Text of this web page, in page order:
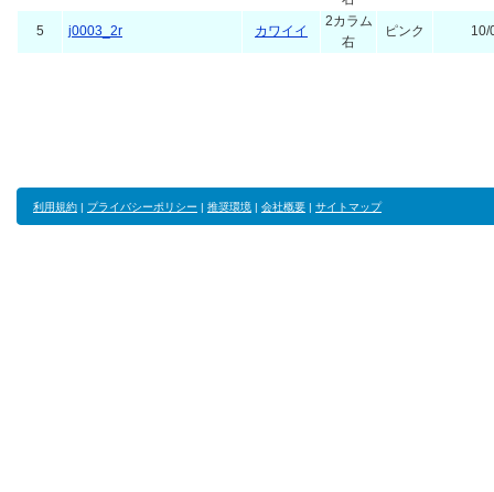
5 j0003_2r カワイイ
2カラム
右
ピンク 10/
利用規約 | プライバシーポリシー | 推奨環境 | 会社概要 | サイトマップ